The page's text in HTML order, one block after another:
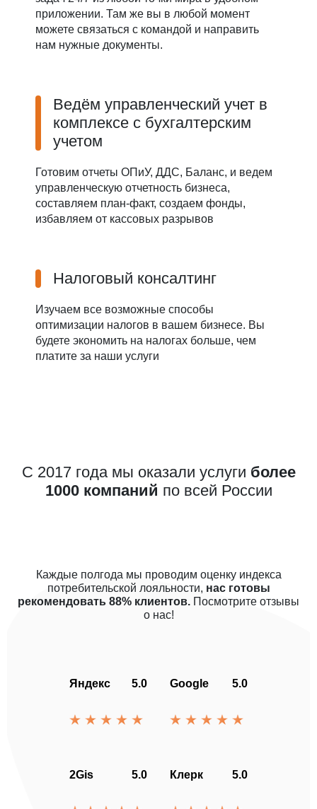
приложении. Там же вы в любой момент
можете связаться с командой и направить
нам нужные документы.
Ведём управленческий учет в
комплексе с бухгалтерским
учетом
Готовим отчеты ОПиУ, ДДС, Баланс, и ведем
управленческую отчетность бизнеса,
составляем план-факт, создаем фонды,
избавляем от кассовых разрывов
Налоговый консалтинг
Изучаем все возможные способы
оптимизации налогов в вашем бизнесе. Вы
будете экономить на налогах больше, чем
платите за наши услуги
С 2017 года мы оказали услуги более
1000 компаний по всей России
Каждые полгода мы проводим оценку индекса
потребительской лояльности, нас готовы
рекомендовать 88% клиентов. Посмотрите отзывы
о нас!
Яндекс 5.0 Google 5.0
2Gis 5.0 Клерк 5.0